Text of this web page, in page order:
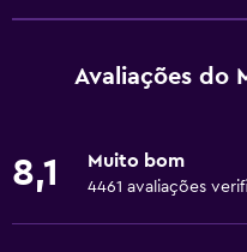
Wi-Fi gratuito
Roupa de cama
Avaliações do
8,1 Muito bom
4461 avaliações